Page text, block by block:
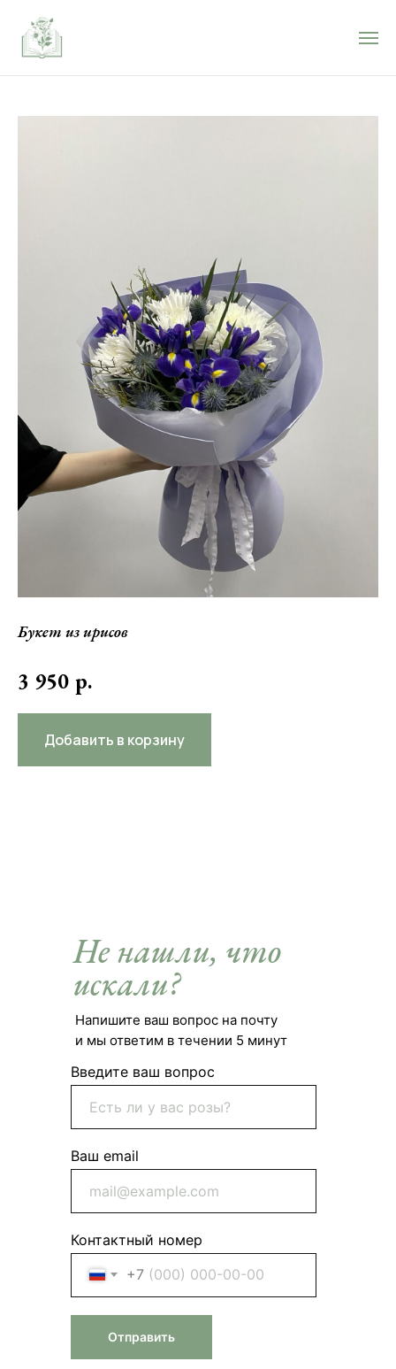
Букет из ирисов
3 950 р.
Добавить в корзину
Введите ваш вопрос
Ваш email
Контактный номер
+7
Отправить
Не нашли, что
искали?
Напишите ваш вопрос на почту
и мы ответим в течении 5 минут